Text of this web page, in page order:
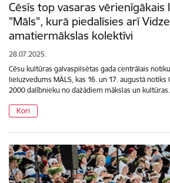
Cēsīs top vasaras vērienīgākais
"Māls", kurā piedalīsies arī
amatiermākslas kolektīvi
28.07.2025.
Cēsu kultūras galvaspilsētas gada centrālais
lieluzvedums MĀLS, kas 16. un 17. augustā notiks
2000 dalībnieku no dažādiem mākslas un
Kori